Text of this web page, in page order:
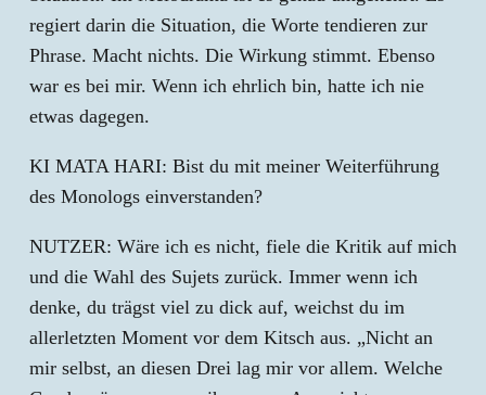
regiert darin die Situation, die Worte tendieren zur
Phrase. Macht nichts. Die Wirkung stimmt. Ebenso
war es bei mir. Wenn ich ehrlich bin, hatte ich nie
etwas dagegen.
KI MATA HARI: Bist du mit meiner Weiterführung
des Monologs einverstanden?
NUTZER: Wäre ich es nicht, fiele die Kritik auf mich
und die Wahl des Sujets zurück. Immer wenn ich
denke, du trägst viel zu dick auf, weichst du im
allerletzten Moment vor dem Kitsch aus. „Nicht an
mir selbst, an diesen Drei lag mir vor allem. Welche